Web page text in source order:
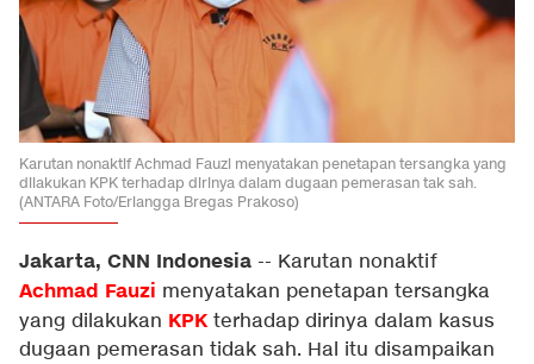
Karutan nonaktif Achmad Fauzi menyatakan penetapan tersangka yang
dilakukan KPK terhadap dirinya dalam dugaan pemerasan tak sah.
(ANTARA Foto/Erlangga Bregas Prakoso)
Jakarta, CNN Indonesia -- Karutan nonaktif
Achmad Fauzi menyatakan penetapan tersangka
yang dilakukan KPKterhadap dirinya dalam kasus
dugaan pemerasan tidak sah. Hal itu disampaikan